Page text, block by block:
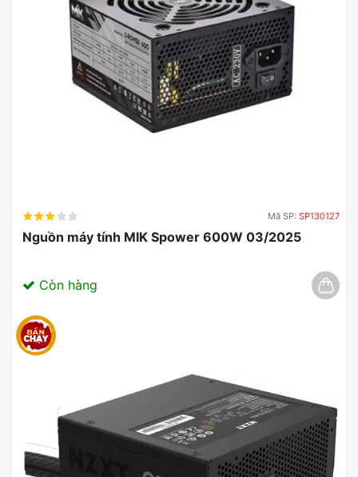
Mã SP: SP130127
Nguồn máy tính MIK Spower 600W 03/2025
Còn hàng